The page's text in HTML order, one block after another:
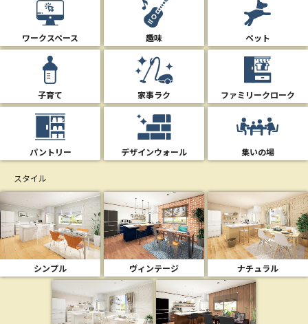
ワークスペース 趣味 ペット
子育て 家事ラク ファミリークローク
パントリー デザインウォール 集いの場
スタイル
シンプル ヴィンテージ ナチュラル